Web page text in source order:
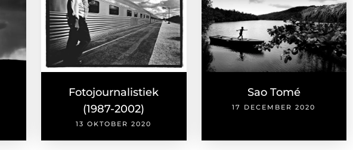
Fotojournalistiek
(1987-2002)
13 OKTOBER 2020
Sao Tomé
17 DECEMBER 2020